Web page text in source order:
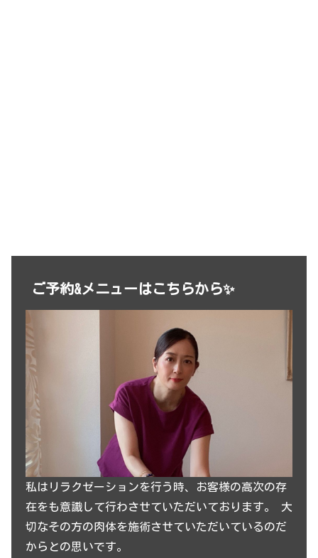
ご予約&メニューはこちらから✨
私はリラクゼーションを行う時、お客様の高次の存
在をも意識して行わさせていただいております。 大
切なその方の肉体を施術させていただいているのだ
からとの思いです。